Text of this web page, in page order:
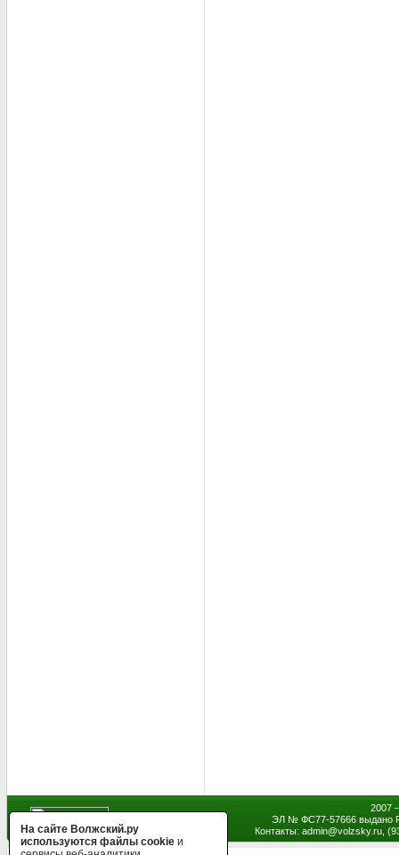
2007
ЭЛ № ФС77-57666 выдано
Контакты: admin@volzsky.ru,
На сайте Волжский.ру
используются файлы cookie и